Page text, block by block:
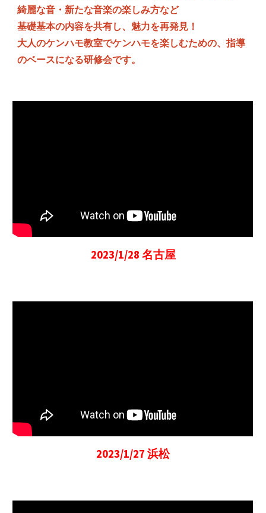
綺麗な音・新たな音楽の楽しみ方など
基礎基本の内容を共有し、魅力を再発見！
大人のケンハモ教室でケンハモを楽しむための、指導
のベースになる研修会です。
2023/1/28 名古屋
2023/1/27 浜松